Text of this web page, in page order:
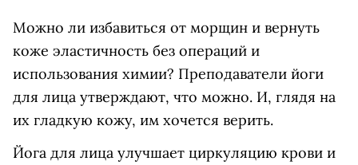
Можно ли избавиться от морщин и вернуть
коже эластичность без операций и
использования химии? Преподаватели йоги
для лица утверждают, что можно. И, глядя на
их гладкую кожу, им хочется верить.
Йога для лица улучшает циркуляцию крови и